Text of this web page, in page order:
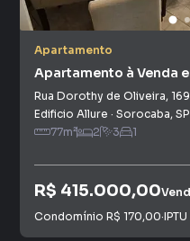
Apartamento
Apartamento à Venda
Rua Dorothy de Oliveira, 169
Edificio Allure · Sorocaba, SP
77m² 2 3 1
R$ 415.000,00
Condomínio R$ 170,00·IPTU